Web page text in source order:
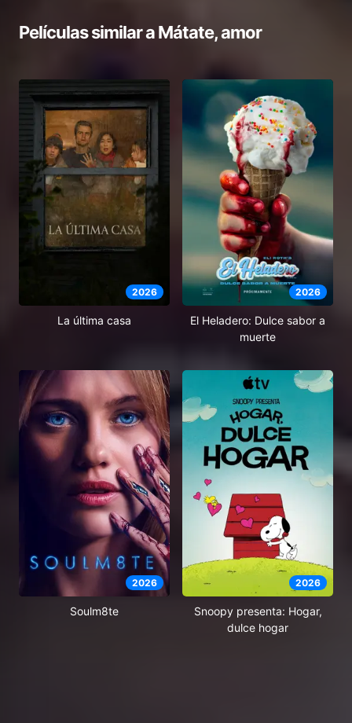
Películas similar aMátate, amor
2026
La última casa
2026
El Heladero: Dulce sabor a
muerte
2026
Soulm8te
2026
Snoopy presenta: Hogar,
dulce hogar